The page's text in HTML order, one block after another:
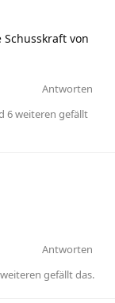
von
Antworten
6weiteren gefällt
Antworten
weiteren gefällt das.